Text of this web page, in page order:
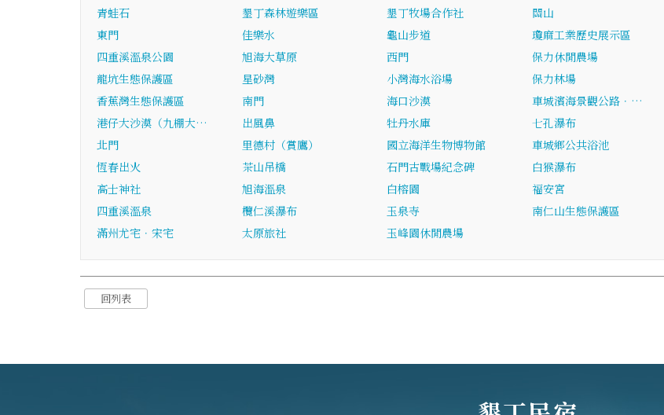
青蛙石
墾丁森林遊樂區 墾丁牧場合作社
關山
東門
佳樂水 龜山步道
瓊麻工業歷史展示區
四重溪溫泉公園
旭海大草原 西門
保力休閒農場
龍坑生態保護區
星砂灣 小灣海水浴場
保力林場
香蕉灣生態保護區
南門 海口沙漠
車城濱海景觀公路．…
港仔大沙漠（九棚大…
出風鼻 牡丹水庫
七孔瀑布
北門
里德村（賞鷹） 國立海洋生物博物館
車城鄉公共浴池
恆春出火
茶山吊橋 石門古戰場紀念碑
白猴瀑布
高士神社
旭海溫泉 白榕園
福安宮
四重溪溫泉
欖仁溪瀑布 玉泉寺
南仁山生態保護區
滿州尤宅．宋宅
太原旅社 玉峰園休閒農場
回列表